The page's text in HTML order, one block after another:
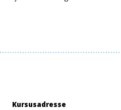
Kursusadresse